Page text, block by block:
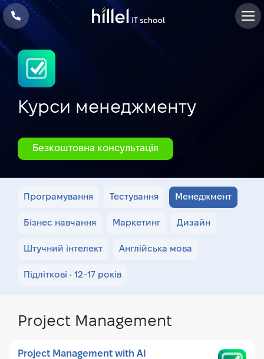
Курси менеджменту
Безкоштовна консультація
Програмування Тестування Менеджмент
Бізнес навчання Маркетинг Дизайн
Штучний інтелект Англійська мова
Підліткові • 12-17 років
Project Management
Project Management with AI